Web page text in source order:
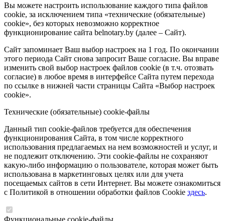
Вы можете настроить использование каждого типа файлов
cookie, за исключением типа «технические (обязательные)
cookie», без которых невозможно корректное
функционирование сайта belnotary.by (далее – Сайт).
Сайт запоминает Ваш выбор настроек на 1 год. По окончании
этого периода Сайт снова запросит Ваше согласие. Вы вправе
изменить свой выбор настроек файлов cookie (в т.ч. отозвать
согласие) в любое время в интерфейсе Сайта путем перехода
по ссылке в нижней части страницы Сайта «Выбор настроек
cookie».
Технические (обязательные) cookie-файлы
Данный тип cookie-файлов требуется для обеспечения
функционирования Сайта, в том числе корректного
использования предлагаемых на нем возможностей и услуг, и
не подлежит отключению. Эти cookie-файлы не сохраняют
какую-либо информацию о пользователе, которая может быть
использована в маркетинговых целях или для учета
посещаемых сайтов в сети Интернет. Вы можете ознакомиться
с Политикой в отношении обработки файлов Cookie здесь.
Функциональные cookie-файлы